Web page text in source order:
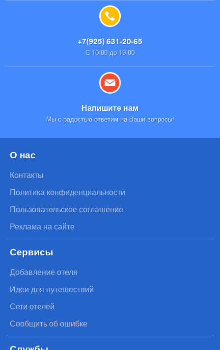
+7(925) 631-20-65
С 10-00 до 19-00
Напишите нам
Мы с радостью ответим на Ваши вопросы!
О нас
Контакты
Политика конфиденциальности
Пользовательское соглашение
Реклама на сайте
Сервисы
Добавление отеля
Идеи для путешествий
Сети отелей
Сообщить об ошибке